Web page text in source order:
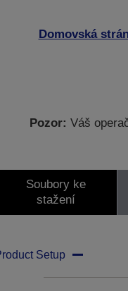
Domovská
Pozor: Váš
Soubory ke
stažení
Setup